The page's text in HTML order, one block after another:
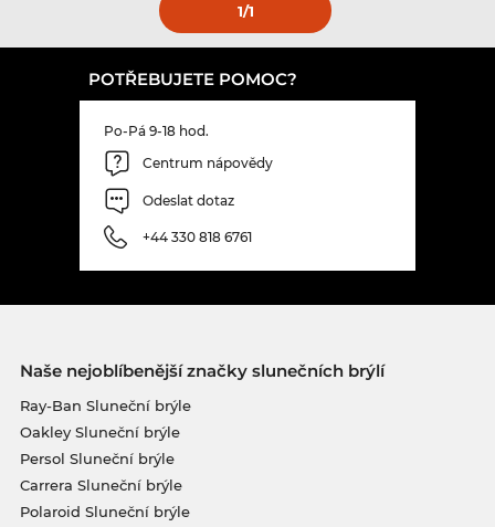
1/1
POTŘEBUJETE POMOC?
Po-Pá 9-18 hod.
Centrum nápovědy
Odeslat dotaz
+44 330 818 6761
Naše nejoblíbenější značky slunečních brýlí
Ray-Ban Sluneční brýle
Oakley Sluneční brýle
Persol Sluneční brýle
Carrera Sluneční brýle
Polaroid Sluneční brýle